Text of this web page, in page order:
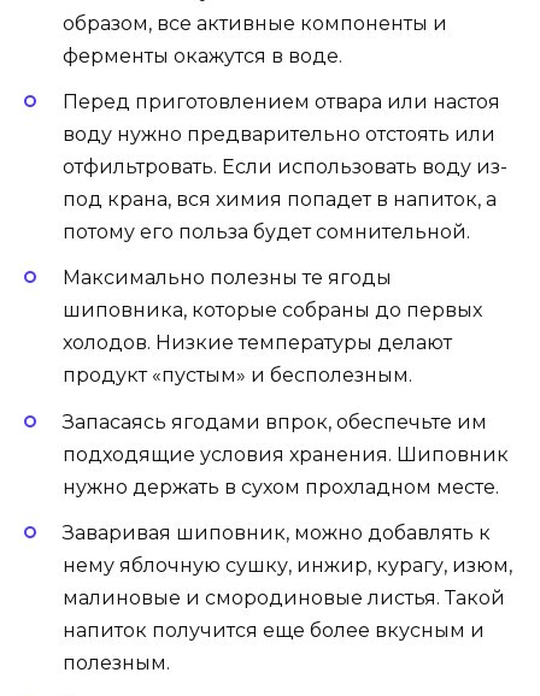
образом, все активные компоненты и
ферменты окажутся в воде.
Перед приготовлением отвара или настоя
воду нужно предварительно отстоять или
отфильтровать. Если использовать воду из-
под крана, вся химия попадет в напиток, а
потому его польза будет сомнительной.
Максимально полезны те ягоды
шиповника, которые собраны до первых
холодов. Низкие температуры делают
продукт «пустым» и бесполезным.
Запасаясь ягодами впрок, обеспечьте им
подходящие условия хранения. Шиповник
нужно держать в сухом прохладном месте.
Заваривая шиповник, можно добавлять к
нему яблочную сушку, инжир, курагу, изюм,
малиновые и смородиновые листья. Такой
напиток получится еще более вкусным и
полезным.